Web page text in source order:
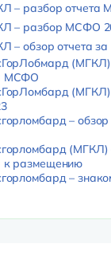
– разбор отчета
– разбор МСФО
– обзор отчета за
(МГКЛ)
МСФО
(МГКЛ)
– обзор
(МГКЛ)
к размещению
–